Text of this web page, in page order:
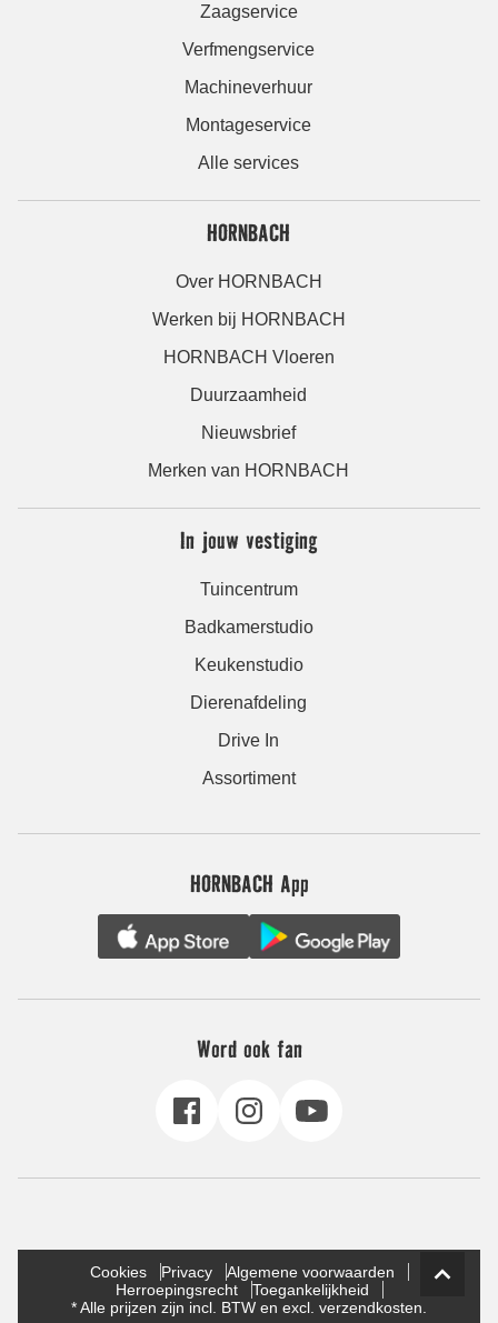
Zaagservice
Verfmengservice
Machineverhuur
Montageservice
Alle services
HORNBACH
Over HORNBACH
Werken bij HORNBACH
HORNBACH Vloeren
Duurzaamheid
Nieuwsbrief
Merken van HORNBACH
In jouw vestiging
Tuincentrum
Badkamerstudio
Keukenstudio
Dierenafdeling
Drive In
Assortiment
HORNBACH App
Word ook fan
Cookies Privacy
Algemene voorwaarden
Herroepingsrecht
Toegankelijkheid
* Alle prijzen zijn incl. BTW en excl. verzendkosten.